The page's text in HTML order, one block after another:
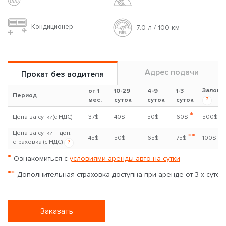
Кондиционер 7.0 л / 100 км
Прокат без водителя Адрес подачи
Период
от 1
мес.
10-29
суток
4-9
суток
1-3
суток
Залог
?
Цена за сутки(с НДС) 37$ 40$ 50$ 60$ * 500$
Цена за сутки + доп.
страховка (с НДС)
?
45$ 50$ 65$ 75$ ** 100$
* Ознакомиться с условиями аренды авто на сутки
** Дополнительная страховка доступна при аренде от 3-х суток
Заказать